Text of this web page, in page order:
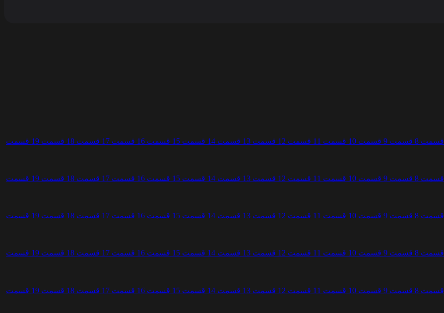
قسمت 8 قسمت 9 قسمت 10 قسمت 11 قسمت 12 قسمت 13 قسمت 14 قسمت 15 قسمت 16 قسمت 17 قسمت 18 قسمت 19
قسمت
قسمت 8 قسمت 9 قسمت 10 قسمت 11 قسمت 12 قسمت 13 قسمت 14 قسمت 15 قسمت 16 قسمت 17 قسمت 18 قسمت 19
قسمت
قسمت 8 قسمت 9 قسمت 10 قسمت 11 قسمت 12 قسمت 13 قسمت 14 قسمت 15 قسمت 16 قسمت 17 قسمت 18 قسمت 19
قسمت
قسمت 8 قسمت 9 قسمت 10 قسمت 11 قسمت 12 قسمت 13 قسمت 14 قسمت 15 قسمت 16 قسمت 17 قسمت 18 قسمت 19
قسمت
قسمت 8 قسمت 9 قسمت 10 قسمت 11 قسمت 12 قسمت 13 قسمت 14 قسمت 15 قسمت 16 قسمت 17 قسمت 18 قسمت 19
قسمت